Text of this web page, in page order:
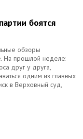
боятся
обзоры
На прошлой неделе:
друг у друга,
одним из главных
в Верховный суд,